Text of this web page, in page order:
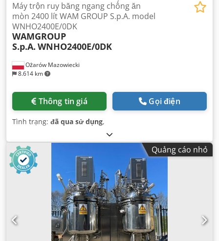
Ożarów Mazowiecki
8.614 km
Máy trộn ruy băng ngang chống ăn
mòn 2400 lít WAM GROUP S.p.A. model
WNHO2400E/0DK
WAMGROUP
S.p.A. WNHO2400E/0DK
Thông tin giá Gọi điện
Tình trạng: đã qua sử dụng,
Quảng cáo nhỏ